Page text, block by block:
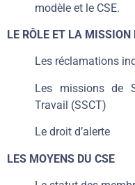
modèle et le CSE.
LE RÔLE ET LA MISSION
Les réclamations
Les missions de
Travail (SSCT)
Le droit d’alerte
LES MOYENS DU CSE